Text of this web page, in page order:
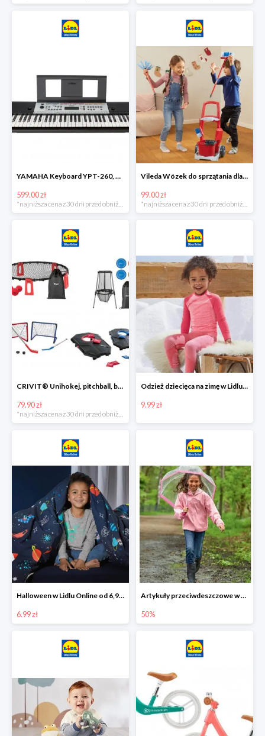
YAMAHA Keyboard YPT-260, 61 klawiszy
599.00 zł
*najniższa cena z 30 dni przed obniżką
Vileda Wózek do sprzątania dla dzieci
99.00 zł
*najniższa cena z 30 dni przed obniżką
CRIVIT® Unihokej, pitchball, bean bag lub disc golf
79.90 zł
Odzież dziecięca na zimę w Lidlu Online od 9,99 zł
9.99 zł
Halloween w Lidlu Online od 6,99 zł
6.99 zł
Artykuły przeciwdeszczowe w Lodilu Online do -50%
50%